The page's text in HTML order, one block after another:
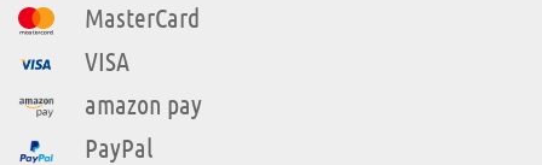
MasterCard
VISA
amazon pay
PayPal